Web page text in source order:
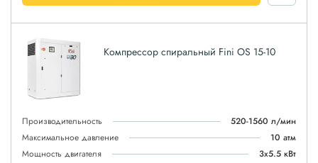
Компрессор спиральный Fini OS 15-10
Производительность
520-1560 л/мин
Максимальное давление
10 атм
Мощность двигателя
3x5.5 кВт